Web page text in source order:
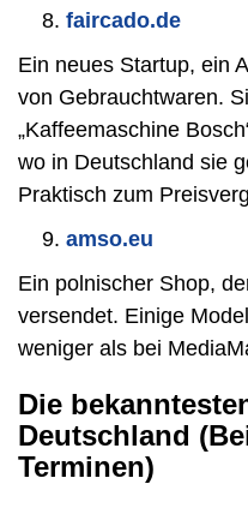
faircado.de
Ein neues Startup, ein
von Gebrauchtwaren.
„Kaffeemaschine
wo in Deutschland sie
Praktisch zum
amso.eu
Ein polnischer Shop,
versendet. Einige
weniger als bei
Die
Deutschland
Terminen)